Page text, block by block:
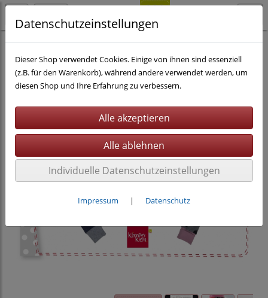
Nähen eBooks
Datenschutzeinstellungen
Dieser Shop verwendet Cookies. Einige von ihnen sind essenziell
(z.B. für den Warenkorb), während andere verwendet werden, um
diesen Shop und Ihre Erfahrung zu verbessern.
Individuelle Datenschutzeinstellungen
Impressum | Datenschutz